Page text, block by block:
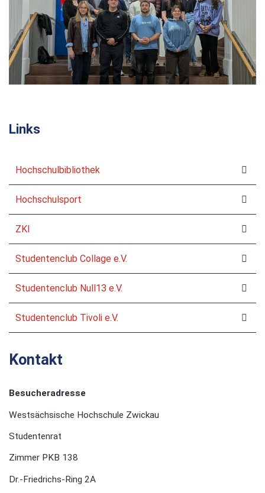
Links
Hochschulbibliothek
Hochschulsport
ZKI
Studentenclub Collage e.V.
Studentenclub Null13 e.V.
Studentenclub Tivoli e.V.
Kontakt
Besucheradresse
Westsächsische Hochschule Zwickau
Studentenrat
Zimmer PKB 138
Dr.-Friedrichs-Ring 2A